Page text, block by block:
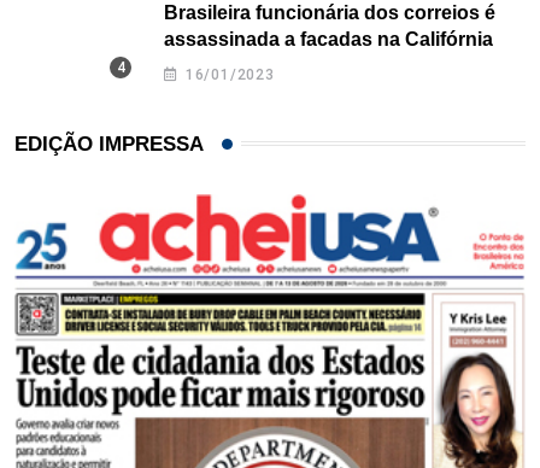
Brasileira funcionária dos correios é
assassinada a facadas na Califórnia
16/01/2023
EDIÇÃO IMPRESSA